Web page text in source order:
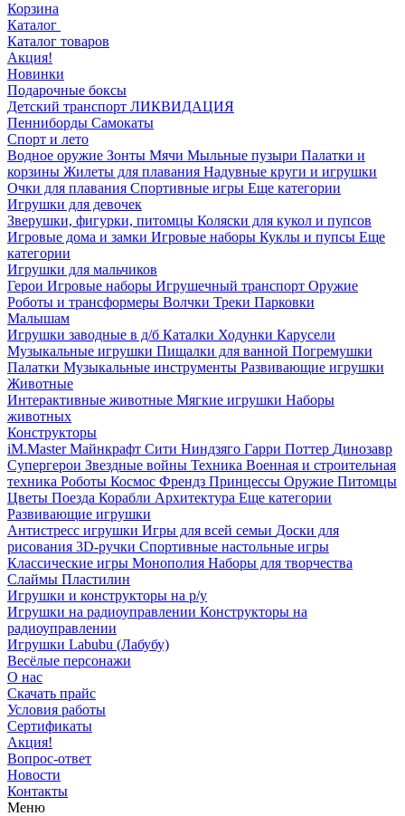
Корзина
Каталог
Каталог товаров
Акция!
Новинки
Подарочные боксы
Детский транспорт ЛИКВИДАЦИЯ
Пенниборды Самокаты
Спорт и лето
Водное оружие Зонты Мячи Мыльные пузыри Палатки и
корзины Жилеты для плавания Надувные круги и игрушки
Очки для плавания Спортивные игры Еще категории
Игрушки для девочек
Зверушки, фигурки, питомцы Коляски для кукол и пупсов
Игровые дома и замки Игровые наборы Куклы и пупсы Еще
категории
Игрушки для мальчиков
Герои Игровые наборы Игрушечный транспорт Оружие
Роботы и трансформеры Волчки Треки Парковки
Малышам
Игрушки заводные в д/б Каталки Ходунки Карусели
Музыкальные игрушки Пищалки для ванной Погремушки
Палатки Музыкальные инструменты Развивающие игрушки
Животные
Интерактивные животные Мягкие игрушки Наборы
животных
Конструкторы
iM.Master Майнкрафт Сити Ниндзяго Гарри Поттер Динозавр
Супергерои Звездные войны Техника Военная и строительная
техника Роботы Космос Френдз Принцессы Оружие Питомцы
Цветы Поезда Корабли Архитектура Еще категории
Развивающие игрушки
Антистресс игрушки Игры для всей семьи Доски для
рисования 3D-ручки Спортивные настольные игры
Классические игры Монополия Наборы для творчества
Слаймы Пластилин
Игрушки и конструкторы на р/у
Игрушки на радиоуправлении Конструкторы на
радиоуправлении
Игрушки Labubu (Лабубу)
Весёлые персонажи
О нас
Скачать прайс
Условия работы
Сертификаты
Акция!
Вопрос-ответ
Новости
Контакты
Меню